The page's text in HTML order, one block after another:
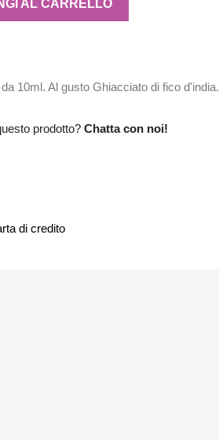
AL CARRELLO
10ml. Al gusto Ghiacciato di fico d'india.
prodotto? Chatta con noi!
di credito